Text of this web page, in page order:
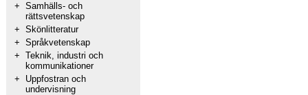
+ Samhälls- och
rättsvetenskap
+ Skönlitteratur
+ Språkvetenskap
+ Teknik, industri och
kommunikationer
+
Uppfostran och
undervisning